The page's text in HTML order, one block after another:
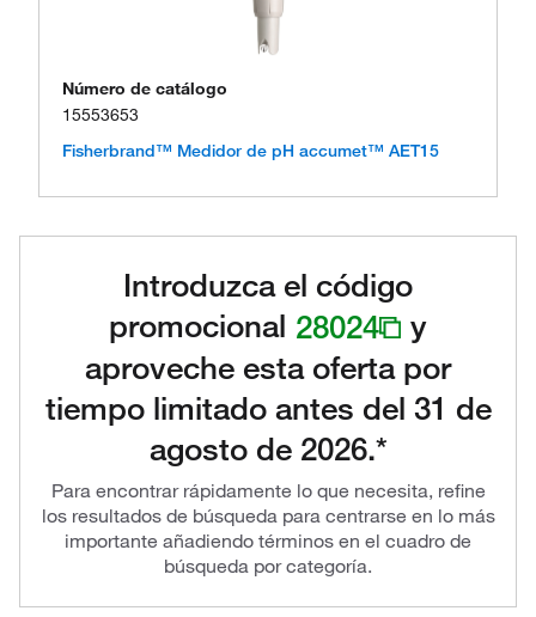
Número de catálogo
15553653
Fisherbrand™ Medidor de pH accumet™ AET15
Introduzca el código
promocional 28024
y
aproveche esta oferta por
tiempo limitado antes del 31 de
agosto de 2026.*
Para encontrar rápidamente lo que necesita, refine
los resultados de búsqueda para centrarse en lo más
importante añadiendo términos en el cuadro de
búsqueda por categoría.